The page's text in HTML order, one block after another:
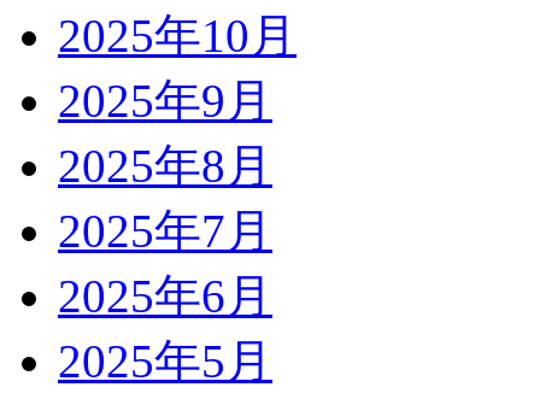
2025年10月
2025年9月
2025年8月
2025年7月
2025年6月
2025年5月